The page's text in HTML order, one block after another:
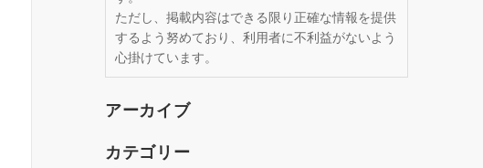
ただし、掲載内容はできる限り正確な情報を提供
するよう努めており、利用者に不利益がないよう
心掛けています。
アーカイブ
カテゴリー